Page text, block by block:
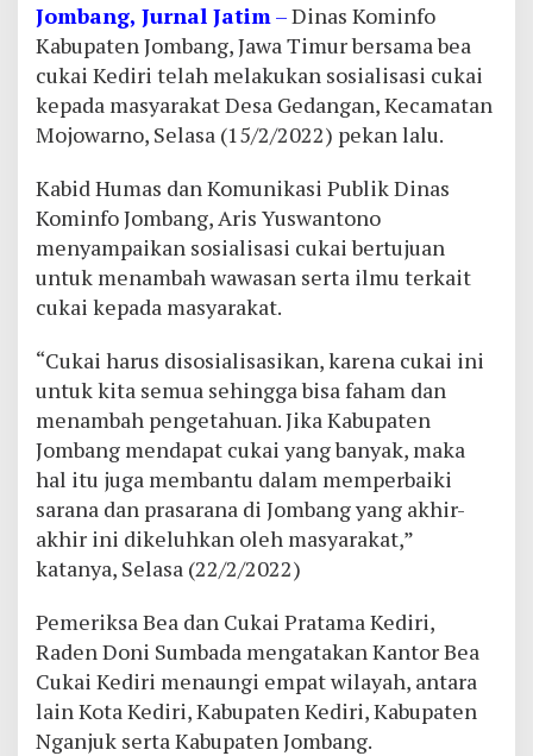
Jombang, Jurnal Jatim–Dinas Kominfo
Kabupaten Jombang, Jawa Timur bersama bea
cukai Kediri telah melakukan sosialisasi cukai
kepada masyarakat Desa Gedangan, Kecamatan
Mojowarno, Selasa (15/2/2022) pekan lalu.
Kabid Humas dan Komunikasi Publik Dinas
Kominfo Jombang, Aris Yuswantono
menyampaikan sosialisasi cukai bertujuan
untuk menambah wawasan serta ilmu terkait
cukai kepada masyarakat.
“Cukai harus disosialisasikan, karena cukai ini
untuk kita semua sehingga bisa faham dan
menambah pengetahuan. Jika Kabupaten
Jombang mendapat cukai yang banyak, maka
hal itu juga membantu dalam memperbaiki
sarana dan prasarana di Jombang yang akhir-
akhir ini dikeluhkan oleh masyarakat,”
katanya, Selasa (22/2/2022)
Pemeriksa Bea dan Cukai Pratama Kediri,
Raden Doni Sumbada mengatakan Kantor Bea
Cukai Kediri menaungi empat wilayah, antara
lain Kota Kediri, Kabupaten Kediri, Kabupaten
Nganjuk serta Kabupaten Jombang.